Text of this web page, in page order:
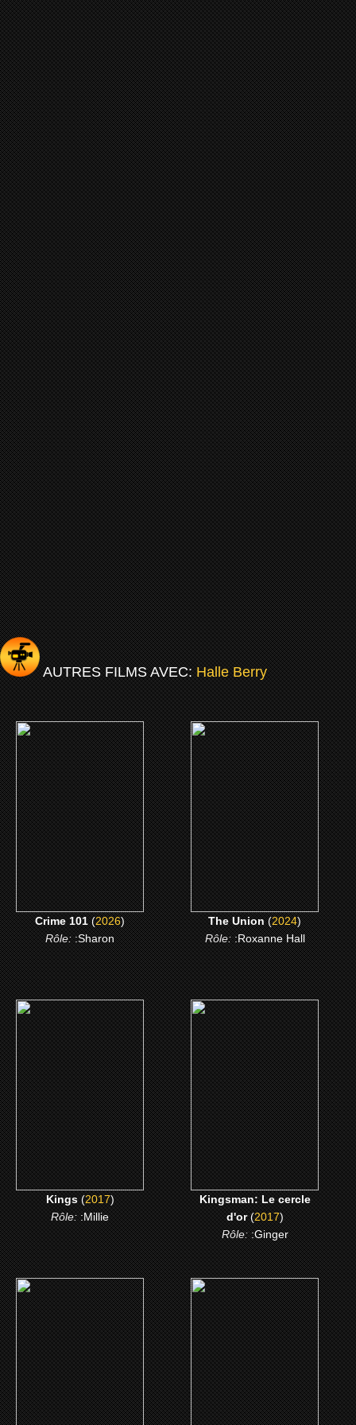
AUTRES FILMS AVEC:Halle Berry
(2026)
Crime 101
CLICK ME
Crime 101(2026)
Rôle::Sharon
(2024)
The Union
CLICK ME
The Union(2024)
Rôle::Roxanne Hall
(2017)
Kings
CLICK ME
Kings(2017)
Rôle::Millie
(2017)
Kingsman: Le cercle d'or
CLICK ME
Kingsman: Le cercle
d'or(2017)
Rôle::Ginger
(2013)
The Call
CLICK ME
(2013)
My Movie Project
CLICK ME